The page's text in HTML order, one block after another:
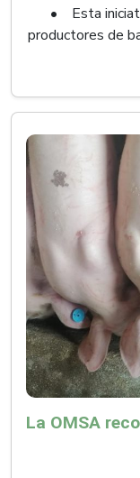
• Esta
productores de